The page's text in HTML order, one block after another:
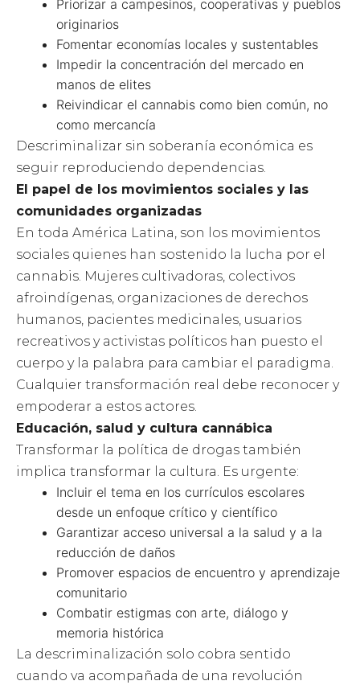
Priorizar a campesinos, cooperativas y pueblos
originarios
Fomentar economías locales y sustentables
Impedir la concentración del mercado en
manos de elites
Reivindicar el cannabis como bien común, no
como mercancía
Descriminalizar sin soberanía económica es
seguir reproduciendo dependencias.
El papel de los movimientos sociales y las
comunidades organizadas
En toda América Latina, son los movimientos
sociales quienes han sostenido la lucha por el
cannabis. Mujeres cultivadoras, colectivos
afroindígenas, organizaciones de derechos
humanos, pacientes medicinales, usuarios
recreativos y activistas políticos han puesto el
cuerpo y la palabra para cambiar el paradigma.
Cualquier transformación real debe reconocer y
empoderar a estos actores.
Educación, salud y cultura cannábica
Transformar la política de drogas también
implica transformar la cultura. Es urgente:
Incluir el tema en los currículos escolares
desde un enfoque crítico y científico
Garantizar acceso universal a la salud y a la
reducción de daños
Promover espacios de encuentro y aprendizaje
comunitario
Combatir estigmas con arte, diálogo y
memoria histórica
La descriminalización solo cobra sentido
cuando va acompañada de una revolución